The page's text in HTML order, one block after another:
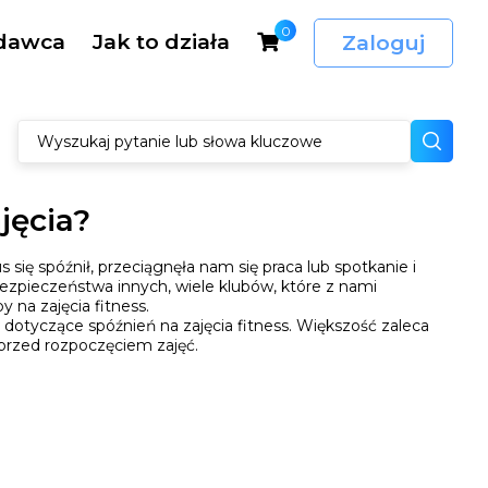
Jak to działa 0 Zaloguj
spóźnił, przeciągnęła nam się praca lub spotkanie i
innych, wiele klubów, które z nami
na zajęcia fitness.
spóźnień na zajęcia fitness. Większość zaleca
rozpoczęciem zajęć.